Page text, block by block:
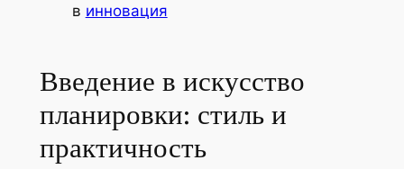
в инновация
Введение в искусство
планировки: стиль и
практичность